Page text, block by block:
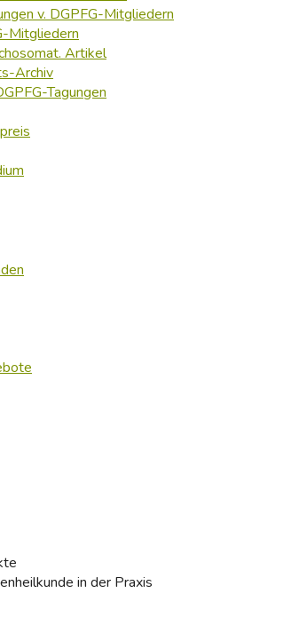
v. DGPFG-Mitgliedern
Mitgliedern
Artikel
Archiv
Tagungen
in der Praxis